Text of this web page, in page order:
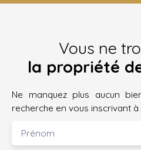
Vous ne
la propriété
Ne manquez plus aucun
recherche en vous inscrivant
Prénom